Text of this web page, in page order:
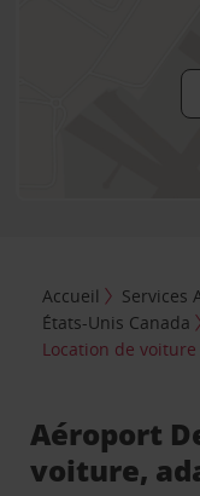
Accueil Services
États-Unis Canada
Location de
Aéroport
voiture,